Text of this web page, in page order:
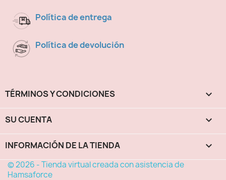
Política de entrega
Política de devolución
TÉRMINOS Y CONDICIONES 
SU CUENTA 
INFORMACIÓN DE LA TIENDA keyboard_arrow_down
© 2026 - Tienda virtual creada con asistencia de
Hamsaforce